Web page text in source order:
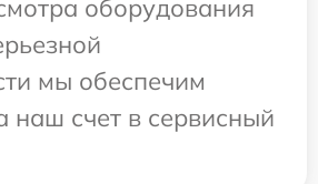
оборудования
мы обеспечим
наш счет в сервисный